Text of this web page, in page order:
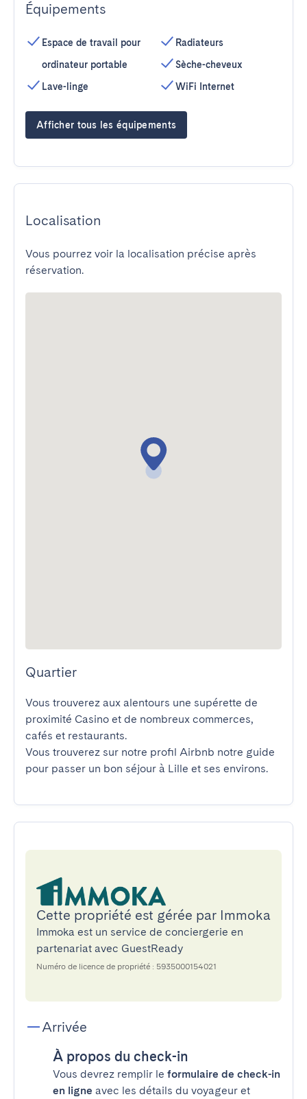
Équipements
Espace de travail pour
ordinateur portable
Lave-linge
Radiateurs
Sèche-cheveux
WiFi Internet
Afficher tous les équipements
Localisation
Vous pourrez voir la localisation précise après
réservation.
Quartier
Vous trouverez aux alentours une supérette de
proximité Casino et de nombreux commerces,
cafés et restaurants.
Vous trouverez sur notre profil Airbnb notre guide
pour passer un bon séjour à Lille et ses environs.
Cette propriété est gérée par Immoka
Immoka est un service de conciergerie en
partenariat avec GuestReady
Numéro de licence de propriété : 5935000154021
Arrivée
À propos du check-in
Vous devrez remplir le formulaire de check-in
en ligne avec les détails du voyageur et